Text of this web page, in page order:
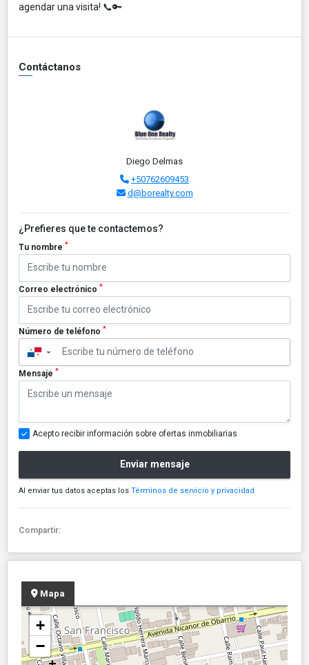
agendar una visita! 📞🔑
Contáctanos
Diego Delmas
+50762609453
d@borealty.com
¿Prefieres que te contactemos?
Tu nombre *
Correo electrónico *
Número de teléfono *
▼
Mensaje *
Acepto recibir información sobre ofertas inmobiliarias
Enviar mensaje
Al enviar tus datos aceptas los Términos de servicio y privacidad
Compartir:
Mapa
+
−